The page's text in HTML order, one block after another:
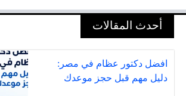
أحدث المقالات
افضل دكتور عظام في مصر:
دليل مهم قبل حجز موعدك